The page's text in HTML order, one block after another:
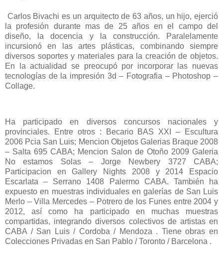
Carlos Bivachi es un arquitecto de 63 años, un hijo, ejerció
la profesión durante mas de 25 años en el campo del
diseño, la docencia y la construcción. Paralelamente
incursionó en las artes plásticas, combinando siempre
diversos soportes y materiales para la creación de objetos.
En la actualidad se preocupó por incorporar las nuevas
tecnologías de la impresión 3d – Fotografia – Photoshop –
Collage.
Ha participado en diversos concursos nacionales y
provinciales. Entre otros : Becario BAS XXI – Escultura
2006 Pcia San Luis; Mencion Objetos Galerias Braque 2008
– Salta 695 CABA; Mencion Salon de Otoño 2009 Galeria
No estamos Solas – Jorge Newbery 3727 CABA;
Participacion en Gallery Nights 2008 y 2014 Espacio
Escarlata – Serrano 1408 Palermo CABA. También ha
expuesto en muestras individuales en galerías de San Luis
Merlo – Villa Mercedes – Potrero de los Funes entre 2004 y
2012, así como ha participado en muchas muestras
compartidas, integrando diversos colectivos de artistas en
CABA / San Luis / Cordoba / Mendoza . Tiene obras en
Colecciones Privadas en San Pablo / Toronto / Barcelona .